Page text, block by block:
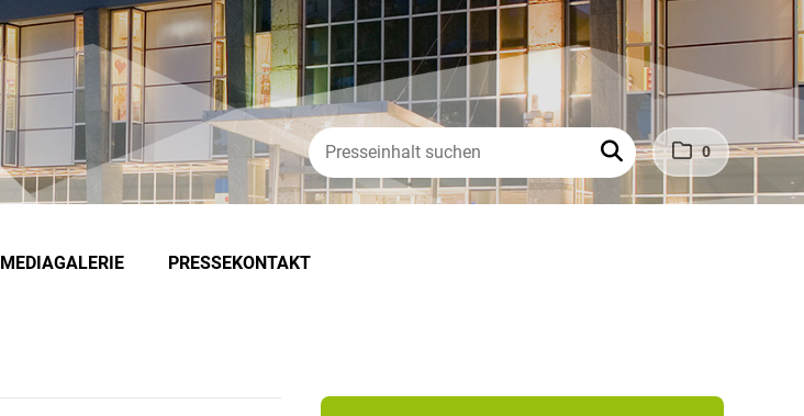
0
MEDIAGALERIE PRESSEKONTAKT